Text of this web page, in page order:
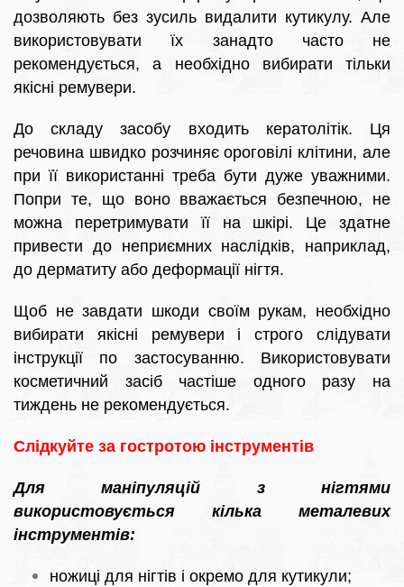
дозволяють без зусиль видалити кутикулу. Але
використовувати їх занадто часто не
рекомендується, а необхідно вибирати тільки
якісні ремувери.
До складу засобу входить кератолітік. Ця
речовина швидко розчиняє ороговілі клітини, але
при її використанні треба бути дуже уважними.
Попри те, що воно вважається безпечною, не
можна перетримувати її на шкірі. Це здатне
привести до неприємних наслідків, наприклад,
до дерматиту або деформації нігтя.
Щоб не завдати шкоди своїм рукам, необхідно
вибирати якісні ремувери і строго слідувати
інструкції по застосуванню. Використовувати
косметичний засіб частіше одного разу на
тиждень не рекомендується.
Слідкуйте за гостротою інструментів
Для маніпуляцій з нігтями
використовується кілька металевих
інструментів:
ножиці для нігтів і окремо для кутикули;